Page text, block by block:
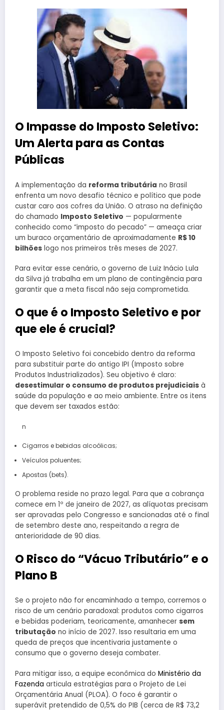
O Impasse do Imposto Seletivo:
Um Alerta para as Contas
Públicas
A implementação da reforma tributária no Brasil
enfrenta um novo desafio técnico e político que pode
custar caro aos cofres da União. O atraso na definição
do chamado Imposto Seletivo — popularmente
conhecido como “imposto do pecado” — ameaça criar
um buraco orçamentário de aproximadamente R$ 10
bilhões logo nos primeiros três meses de 2027.
Para evitar esse cenário, o governo de Luiz Inácio Lula
da Silva já trabalha em um plano de contingência para
garantir que a meta fiscal não seja comprometida.
O que é o Imposto Seletivo e por
que ele é crucial?
O Imposto Seletivo foi concebido dentro da reforma
para substituir parte do antigo IPI (Imposto sobre
Produtos Industrializados). Seu objetivo é claro:
desestimular o consumo de produtos prejudiciais à
saúde da população e ao meio ambiente. Entre os itens
que devem ser taxados estão:
n
Cigarros e bebidas alcoólicas;
Veículos poluentes;
Apostas (bets).
O problema reside no prazo legal. Para que a cobrança
comece em 1º de janeiro de 2027, as alíquotas precisam
ser aprovadas pelo Congresso e sancionadas até o final
de setembro deste ano, respeitando a regra de
anterioridade de 90 dias.
O Risco do “Vácuo Tributário” e o
Plano B
Se o projeto não for encaminhado a tempo, corremos o
risco de um cenário paradoxal: produtos como cigarros
e bebidas poderiam, teoricamente, amanhecer sem
tributação no início de 2027. Isso resultaria em uma
queda de preços que incentivaria justamente o
consumo que o governo deseja combater.
Para mitigar isso, a equipe econômica do Ministério da
Fazenda articula estratégias para o Projeto de Lei
Orçamentária Anual (PLOA). O foco é garantir o
superávit pretendido de 0,5% do PIB (cerca de R$ 73,2